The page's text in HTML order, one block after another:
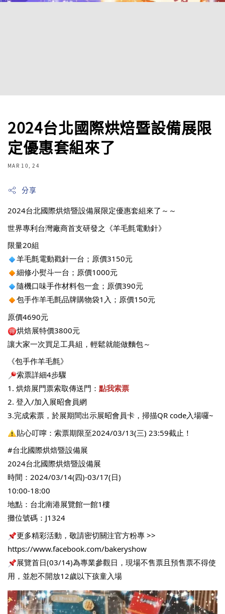
2024台北國際烘焙暨設備展限
定優惠套組來了
MAR 10, 24
分享
2024台北國際烘焙暨設備展限定優惠套組來了～～
世界專利台灣廠商首支研發之《羊毛氈電動針》
限量20組
羊毛氈電動戳針一台；原價3150元
細修小熨斗一台；原價1000元
隨機口味手作材料包一盒；原價390元
包手作羊毛氈品牌購物袋1入；原價150元
原價4690元
烘焙展特價3800元
讓大家一次買足工具組，輕鬆就能做麵包～
《包手作羊毛氈》
索票詳細4步驟
1. 烘焙展門票索取傳送門： 點我索票
2. 登入/加入展昭會員網
3.完成索票，於展期間出示展昭會員卡，掃描QR code入場囉~
貼心叮嚀：索票期限至2024/03/13(三) 23:59截止！
#台北國際烘焙暨設備展
2024台北國際烘焙暨設備展
時間：2024/03/14(四)-03/17(日)
10:00-18:00
地點：台北南港展覽館一館1樓
攤位號碼：J1324
https://www.facebook.com/bakeryshow
展覽首日(03/14)為專業參觀日，現場不售票且預售票不得使
用，並恕不開放12歲以下孩童入場